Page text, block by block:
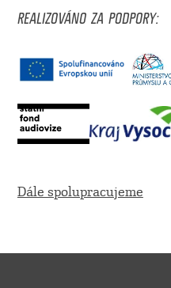
REALIZOVÁNO ZA PODPORY:
Dále spolupracujeme